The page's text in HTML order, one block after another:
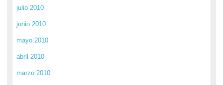
julio 2010
junio 2010
mayo 2010
abril 2010
marzo 2010